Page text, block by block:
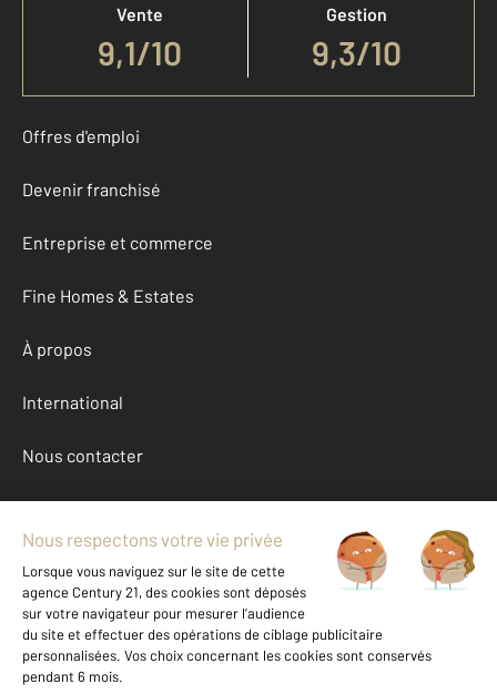
Vente
9,1/10
Gestion
9,3/10
Offres d'emploi
Devenir franchisé
Entreprise et commerce
Fine Homes & Estates
À propos
International
Nous contacter
Mentions légales & CGU et Barèmes d'honoraires
Données personnelles
Gestionnaire des cookies